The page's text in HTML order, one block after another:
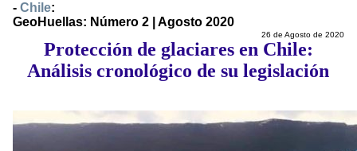
- Chile:
GeoHuellas: Número 2 | Agosto 2020
26 de Agosto de 2020
Protección de glaciares en Chile:
Análisis cronológico de su legislación